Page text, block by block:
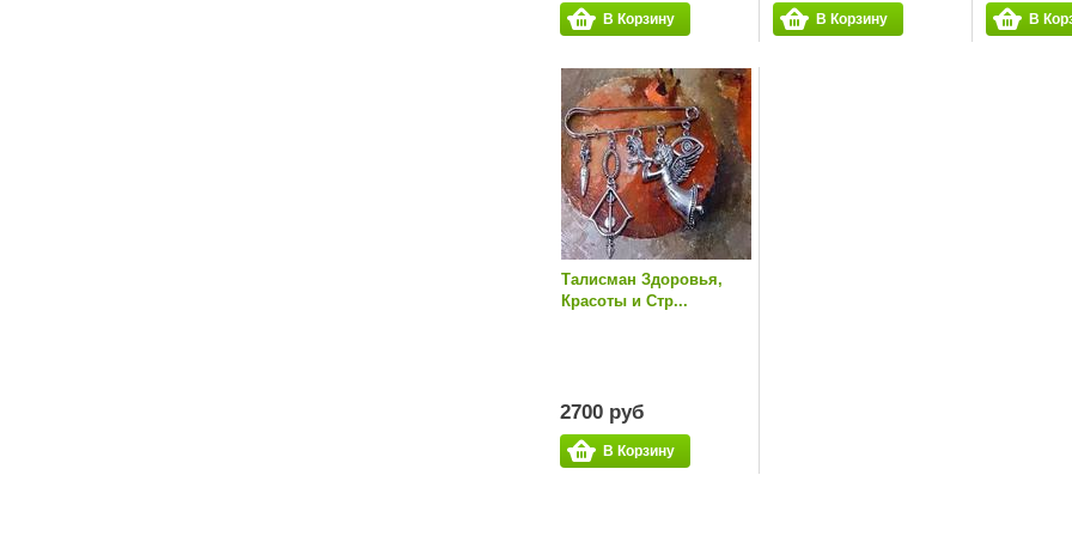
В Корзину В Корзину В
Талисман Здоровья,
Красоты и Стр...
2700 руб
В Корзину